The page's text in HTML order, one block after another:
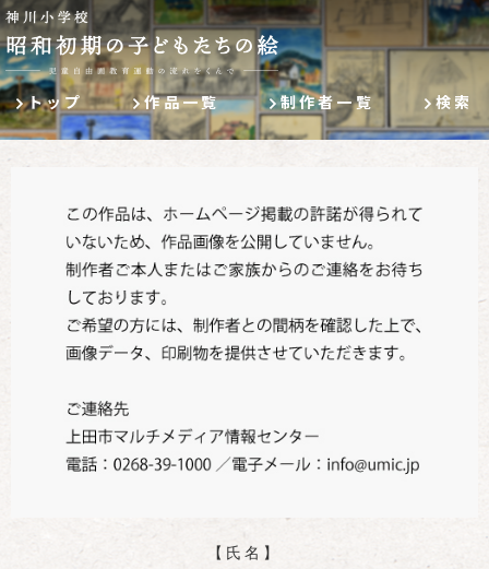
トップ 作品一覧 制作者一覧 検索
【氏名】